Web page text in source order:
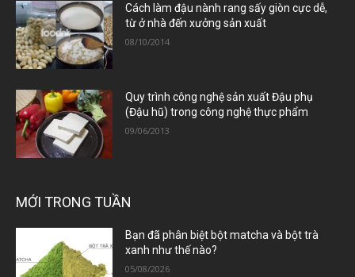
Cách làm đậu nành rang sấy giòn cực dễ,
từ ở nhà đến xưởng sản xuất
08/10/2014
Quy trình công nghệ sản xuất Đậu phụ
(Đậu hũ) trong công nghệ thực phẩm
09/06/2013
MỚI TRONG TUẦN
Bạn đã phân biệt bột matcha và bột trà
xanh như thế nào?
05/08/2026